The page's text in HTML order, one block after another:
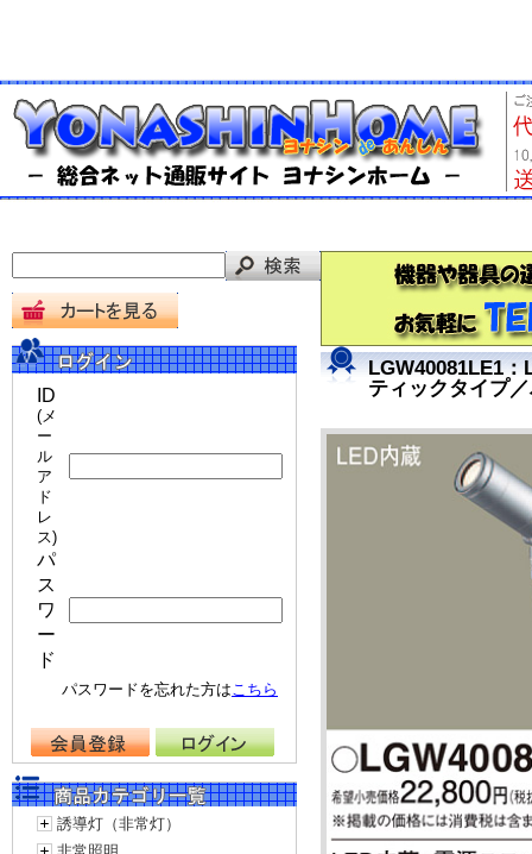
ID
(メ
ー
ル
ア
ド
レ
ス)
パ
ス
ワ
ー
ド
パスワードを忘れた方はこちら
誘導灯（非常灯）
LGW40081LE1
ティックタイプ